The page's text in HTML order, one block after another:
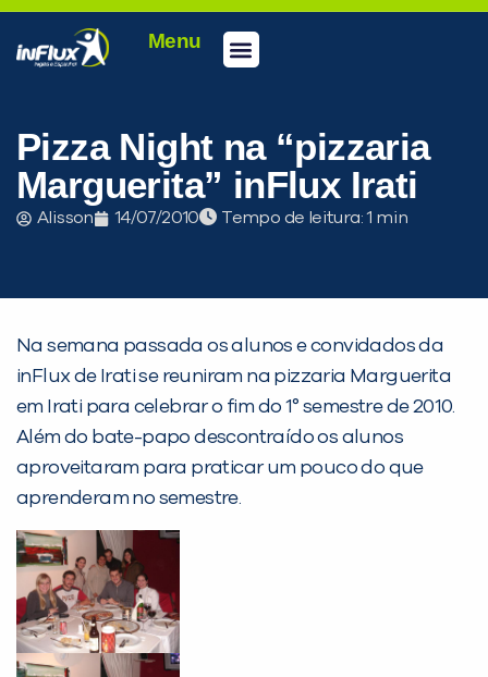
Menu
Pizza Night na “pizzaria
Marguerita” inFlux Irati
Alisson 14/07/2010 Tempo de leitura:
Na semana passada os alunos e convidados da
inFlux de Irati se reuniram na pizzaria Marguerita
em Irati para celebrar o fim do 1° semestre de 2010.
Além do bate-papo descontraído os alunos
aproveitaram para praticar um pouco do que
aprenderam no semestre.
PEÇA UMA DEMONSTRAÇÃO DE MÉTODO
Desculpe!
Não encontramos nenhuma unidade